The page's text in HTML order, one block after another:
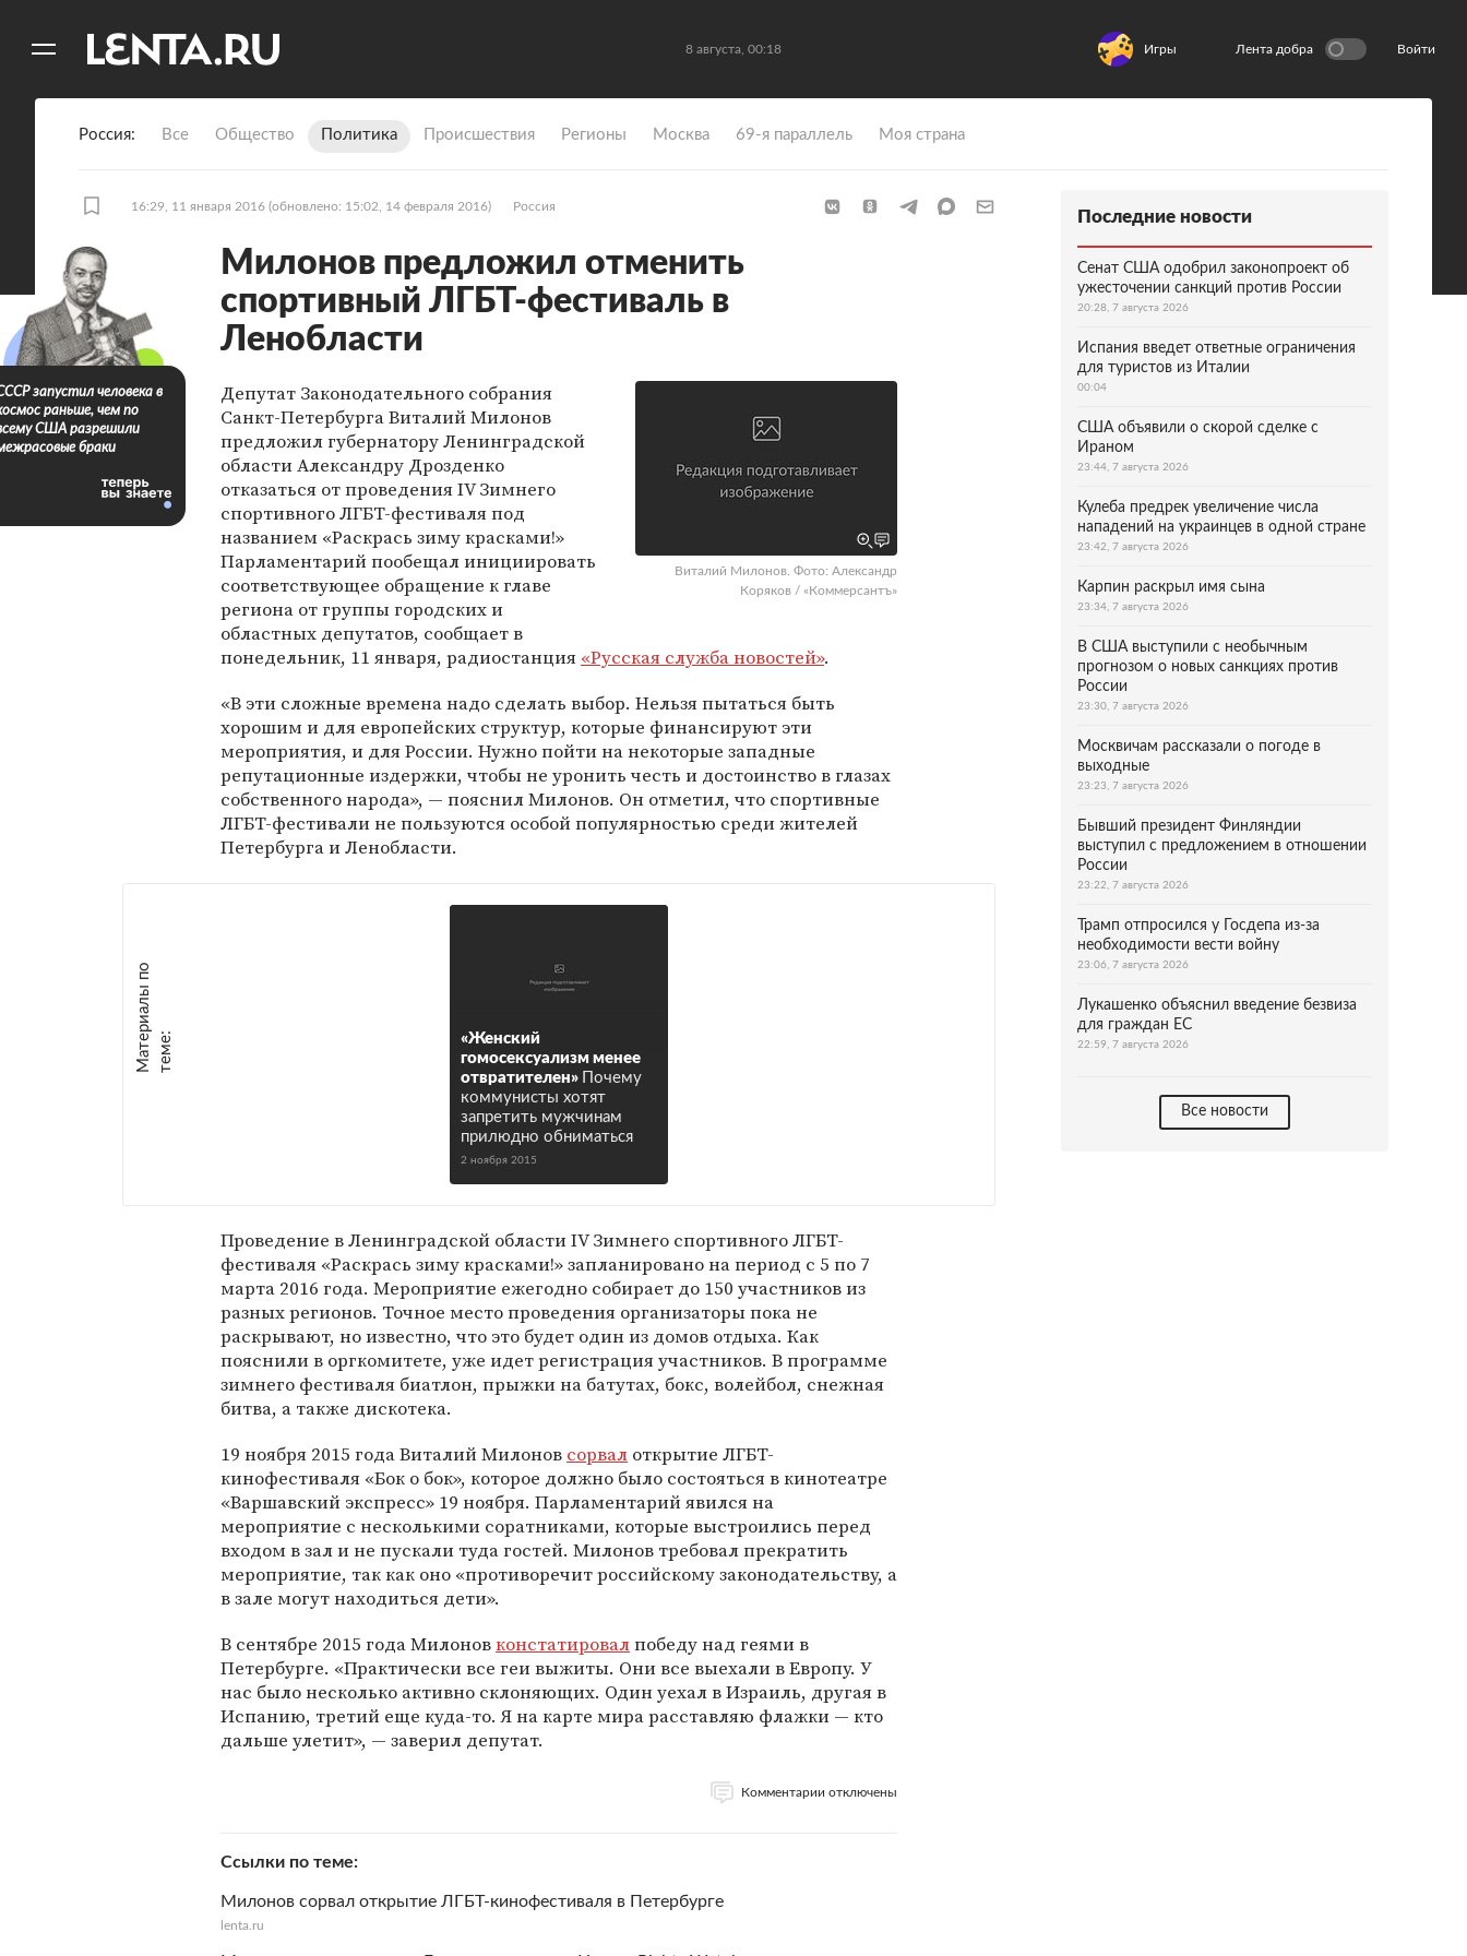
8 августа, 00:18 Игры Лента добра Войти
Россия Все Общество Политика Происшествия Регионы Москва 69-я параллель Моя страна
16:29, 11 января 2016 (обновлено: 15:02, 14 февраля 2016) Россия
Милонов предложил отменить
спортивный ЛГБТ-фестиваль в
Ленобласти
Виталий Милонов. Фото: Александр
Коряков / «Коммерсантъ»
Депутат Законодательного собрания
Санкт-Петербурга Виталий Милонов
предложил губернатору Ленинградской
области Александру Дрозденко
отказаться от проведения IV Зимнего
спортивного ЛГБТ-фестиваля под
названием «Раскрась зиму красками!»
Парламентарий пообещал инициировать
соответствующее обращение к главе
региона от группы городских и
областных депутатов, сообщает в
понедельник, 11 января, радиостанция «Русская служба новостей».
«В эти сложные времена надо сделать выбор. Нельзя пытаться быть
хорошим и для европейских структур, которые финансируют эти
мероприятия, и для России. Нужно пойти на некоторые западные
репутационные издержки, чтобы не уронить честь и достоинство в глазах
собственного народа», — пояснил Милонов. Он отметил, что спортивные
ЛГБТ-фестивали не пользуются особой популярностью среди жителей
Петербурга и Ленобласти.
М
а
т е
р
и
а
л
ы
п
о
т
е
м
е :
«Женский
гомосексуализм менее
отвратителен»
Почему
коммунисты хотят
запретить мужчинам
прилюдно обниматься
2 ноября 2015
Проведение в Ленинградской области IV Зимнего спортивного ЛГБТ-
фестиваля «Раскрась зиму красками!» запланировано на период с 5 по 7
марта 2016 года. Мероприятие ежегодно собирает до 150 участников из
разных регионов. Точное место проведения организаторы пока не
раскрывают, но известно, что это будет один из домов отдыха. Как
пояснили в оргкомитете, уже идет регистрация участников. В программе
зимнего фестиваля биатлон, прыжки на батутах, бокс, волейбол, снежная
битва, а также дискотека.
19 ноября 2015 года Виталий Милонов сорвал открытие ЛГБТ-
кинофестиваля «Бок о бок», которое должно было состояться в кинотеатре
«Варшавский экспресс» 19 ноября. Парламентарий явился на
мероприятие с несколькими соратниками, которые выстроились перед
входом в зал и не пускали туда гостей. Милонов требовал прекратить
мероприятие, так как оно «противоречит российскому законодательству, а
в зале могут находиться дети».
В сентябре 2015 года Милоновконстатировалпобеду над геями в
Петербурге. «Практически все геи выжиты. Они все выехали в Европу. У
нас было несколько активно склоняющих. Один уехал в Израиль, другая в
Испанию, третий еще куда-то. Я на карте мира расставляю флажки — кто
дальше улетит», — заверил депутат.
Комментарии отключены
Ссылки по теме
Милонов сорвал открытие ЛГБТ-кинофестиваля в Петербурге
lenta.ru
запустил человека в
раньше, чем по
США разрешили
браки
Последние новости
Сенат США одобрил законопроект об
ужесточении санкций против России
20:28, 7 августа 2026
Испания введет ответные ограничения
для туристов из Италии
00:04
США объявили о скорой сделке с
Ираном
23:44, 7 августа 2026
Кулеба предрек увеличение числа
нападений на украинцев в одной стране
23:42, 7 августа 2026
Карпин раскрыл имя сына
23:34, 7 августа 2026
В США выступили с необычным
прогнозом о новых санкциях против
России
23:30, 7 августа 2026
Москвичам рассказали о погоде в
выходные
23:23, 7 августа 2026
Бывший президент Финляндии
выступил с предложением в отношении
России
23:22, 7 августа 2026
Трамп отпросился у Госдепа из-за
необходимости вести войну
23:06, 7 августа 2026
Лукашенко объяснил введение безвиза
для граждан ЕС
22:59, 7 августа 2026
Все новости